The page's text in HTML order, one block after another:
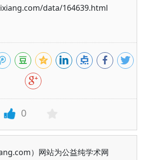
data/164639.html
0
）网站为公益纯学术网